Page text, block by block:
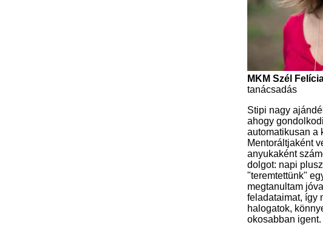
MKM Szél
tanácsadás
Stipi nagy
ahogy
automatikusan a
Mentoráltjaként
anyukaként
dolgot: napi
"teremtettünk"
megtanultam
feladataimat, így
halogatok,
okosabban